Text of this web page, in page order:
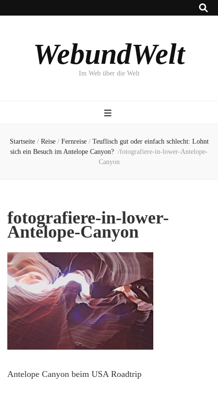
WebundWelt
Im Web über die Welt
Startseite / Reise / Fernreise / Teuflisch gut oder einfach schlecht: Lohnt
sich ein Besuch im Antelope Canyon? /fotografiere-in-lower-Antelope-
Canyon
fotografiere-in-lower-
Antelope-Canyon
Antelope Canyon beim USA Roadtrip